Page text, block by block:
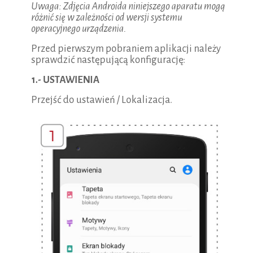
Uwaga: Zdjęcia Androida niniejszego aparatu mogą
różnić się w zależności od wersji systemu
operacyjnego urządzenia.
Przed pierwszym pobraniem aplikacji należy
sprawdzić następującą konfigurację:
1.- USTAWIENIA
Przejść do ustawień / Lokalizacja.